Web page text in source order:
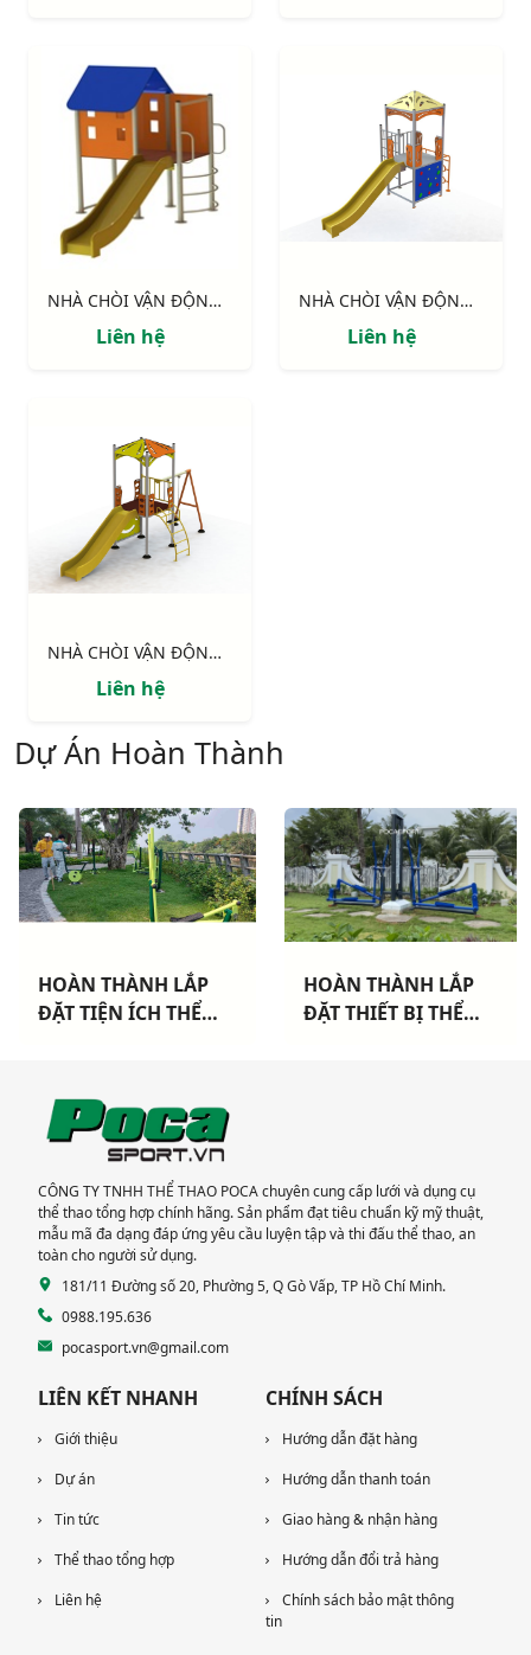
NHÀ CHÒI VẬN ĐỘNG : NHÀ SÀN
Liên hệ
NHÀ CHÒI VẬN ĐỘNG : Thang leo, cầu tuột , vách leo
Liên hệ
NHÀ CHÒI VẬN ĐỘNG : Xích đu,cầu tuột thang leo, vách leo
Liên hệ
Dự Án Hoàn Thành
HOÀN THÀNH LẮP
ĐẶT THIẾT BỊ THỂ
KHANG ĐIỀN TP THỦ
ĐỨC
HOÀN THÀNH LẮP
ĐẶT THIẾT BỊ THỂ
CÔNG TY TNHH THỂ THAO POCA chuyên cung cấp lưới và dụng cụ
thể thao tổng hợp chính hãng. Sản phẩm đạt tiêu chuẩn kỹ mỹ thuật,
mẫu mã đa dạng đáp ứng yêu cầu luyện tập và thi đấu thể thao, an
toàn cho người sử dụng.
181/11 Đường số 20, Phường 5, Q Gò Vấp, TP Hồ Chí Minh.
0988.195.636
pocasport.vn@gmail.com
LIÊN KẾT NHANH
Giới thiệu
Dự án
Tin tức
Thể thao tổng hợp
Liên hệ
CHÍNH SÁCH
Hướng dẫn đặt hàng
Hướng dẫn thanh toán
Giao hàng & nhận hàng
Hướng dẫn đổi trả hàng
Chính sách bảo mật thông
tin